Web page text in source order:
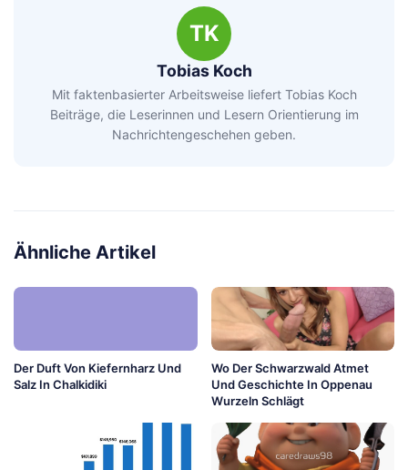
TK
Tobias Koch
Mit faktenbasierter Arbeitsweise liefert Tobias Koch
Beiträge, die Leserinnen und Lesern Orientierung im
Nachrichtengeschehen geben.
Ähnliche Artikel
Der Duft Von Kiefernharz Und
Salz In Chalkidiki
Wo Der Schwarzwald Atmet
Und Geschichte In Oppenau
Wurzeln Schlägt